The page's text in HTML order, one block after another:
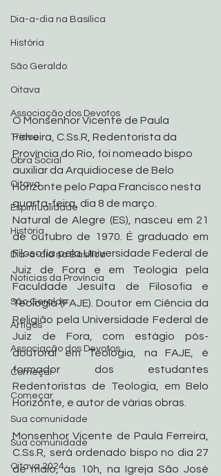
Dia-a-dia na Basílica
História
São Geraldo
Oitava
Associação dos Devotos
Tríduo
Obra Social
Oitava
Espiritualidade
História
Dia-a-dia na Basílica
Noticias da Província
São Geraldo
Artigos
Associação dos Devotos
Começar
Começar
Sua comunidade
Sua comunidade
Oitava 2024
O Monsenhor Vicente de Paula
Ferreira, C.Ss.R, Redentorista da
Província do Rio, foi nomeado bispo
auxiliar da Arquidiocese de Belo
Horizonte pelo Papa Francisco nesta
quarta-feira, dia 8 de março.
Natural de Alegre (ES), nasceu em 21
de outubro de 1970. É graduado em
Filosofia pela Universidade Federal de
Juiz de Fora e em Teologia pela
Faculdade Jesuíta de Filosofia e
Teologia (FAJE). Doutor em Ciência da
Religião pela Universidade Federal de
Juiz de Fora, com estágio pós-
doutoral em Teologia, na FAJE, é
formador dos estudantes
Redentoristas de Teologia, em Belo
Horizonte, e autor de várias obras.
Monsenhor Vicente de Paula Ferreira,
C.Ss.R, será ordenado bispo no dia 27
de maio, às 10h, na Igreja São José